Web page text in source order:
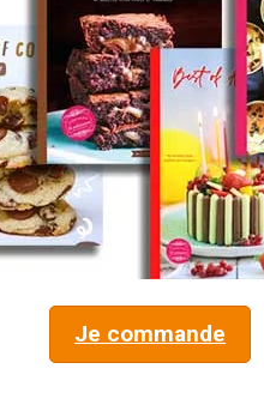
Je commande